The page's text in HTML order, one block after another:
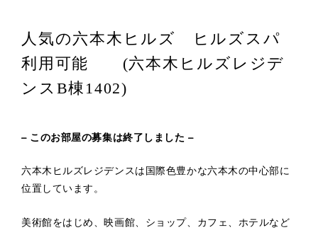
人気の六本木ヒルズ ヒルズスパ
利用可能 (六本木ヒルズレジデ
ンスB棟1402)
– このお部屋の募集は終了しました –
六本木ヒルズレジデンスは国際色豊かな六本木の中心部に
位置しています。
美術館をはじめ、映画館、ショップ、カフェ、ホテルなど